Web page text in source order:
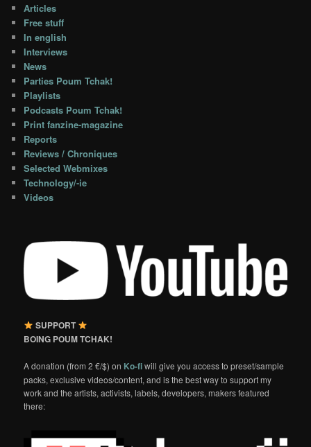
Articles
Free stuff
In english
Interviews
News
Parties Poum Tchak!
Playlists
Podcasts Poum Tchak!
Print fanzine-magazine
Reports
Reviews / Chroniques
Selected Webmixes
Technology/-ie
Videos
SUPPORT
BOING POUM TCHAK!
A donation (from 2 €/$) on Ko-fiwill give you access to preset/sample
packs, exclusive videos/content, and is the best way to support my
work and the artists, activists, labels, developers, makers featured
there: